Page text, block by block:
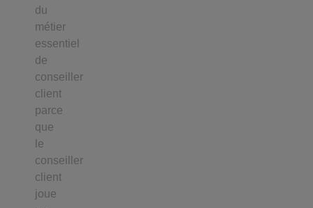
du
métier
essentiel
de
conseiller
client
parce
que
le
conseiller
client
joue